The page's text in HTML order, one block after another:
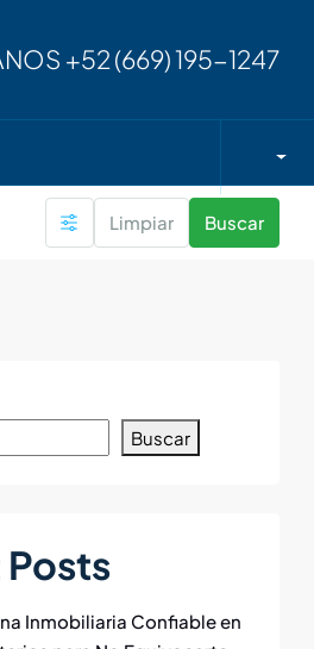
+52 (669) 195-1247
Limpiar Buscar
Buscar
Inmobiliaria Confiable en